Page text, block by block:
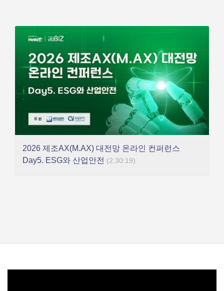
2026 제조AX(M.AX) 대전망 온라인 컨퍼런스
Day5. ESG와 산업안전 (2:30:19)